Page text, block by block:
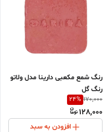
رنگ شمع مکعبی دارینا مدل ولاتو
رنگ گل
170,000
24%
128,000
افزودن به سبد